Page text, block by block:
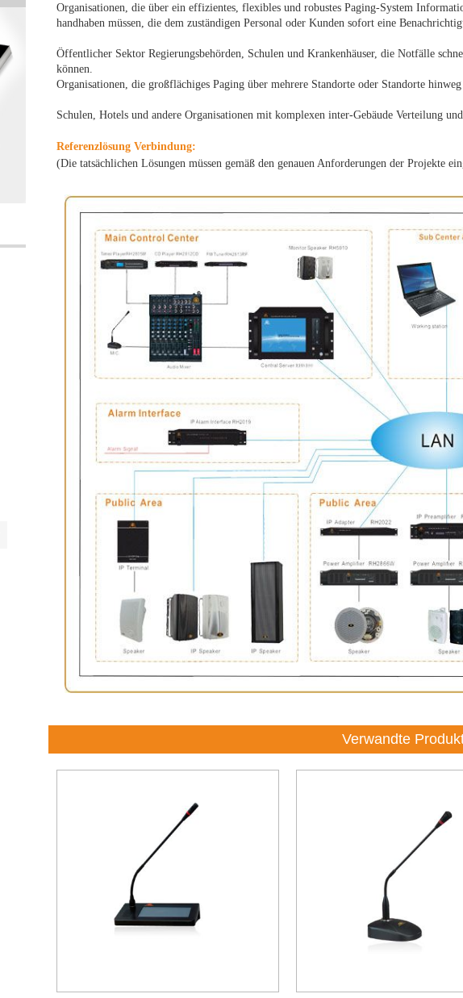
Organisationen, die über ein effizientes, flexibles und robustes Paging-System
handhaben müssen, die dem zuständigen Personal oder Kunden sofort eine
Öffentlicher Sektor Regierungsbehörden, Schulen und Krankenhäuser, die Notfälle
können.
Organisationen, die großflächiges Paging über mehrere Standorte oder Standorte
Schulen, Hotels und andere Organisationen mit komplexen inter-Gebäude Verteilung
Referenzlösung Verbindung:
(Die tatsächlichen Lösungen müssen gemäß den genauen Anforderungen der Projekte
Verwandte